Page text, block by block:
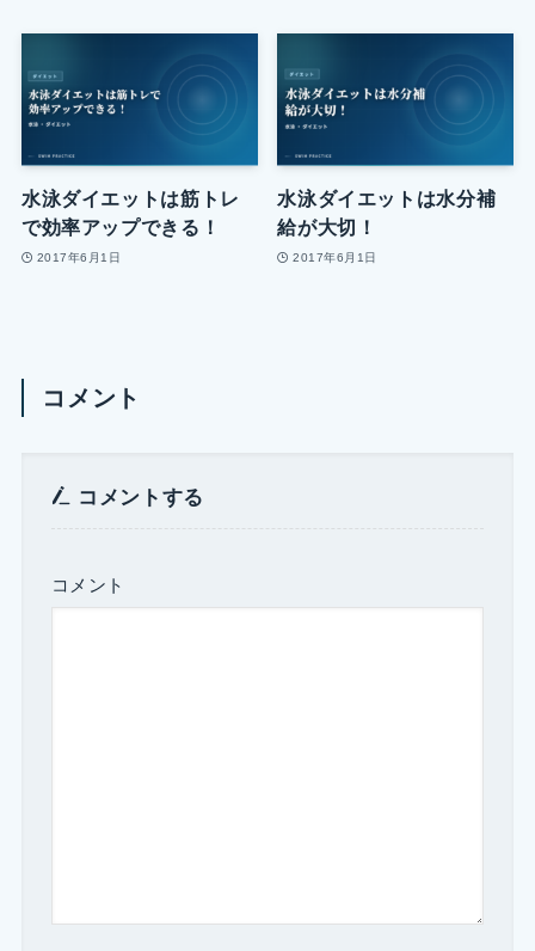
水泳ダイエットは筋トレ
で効率アップできる！
2017年6月1日
水泳ダイエットは水分補
給が大切！
2017年6月1日
コメント
コメントする
コメント